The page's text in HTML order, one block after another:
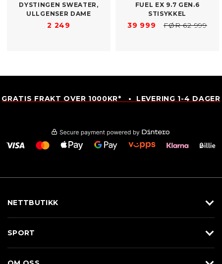
DYSTINGEN SWEATER,
ULLGENSER DAME
2 249
FUEL EX 9.7 GEN.6
STISYKKEL
39 999 FØR 62 999
GRATIS FRAKT OVER 1000KR* • LEVERING 1-4 DAGER
NETTBUTIKK
Sko
SPORT